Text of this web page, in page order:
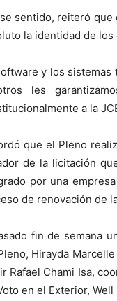
sentido, reiteró que
la identidad de los
y los
les
a la
que el Pleno
de la licitación
por una
de renovación de
fin de semana
Hirayda
Rafael Chami Isa,
en el Exterior,